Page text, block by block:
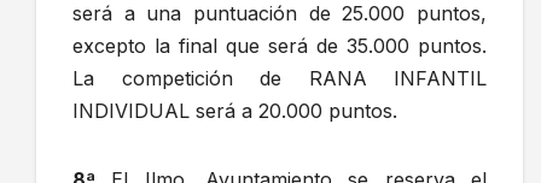
será a una puntuación de 25.000 puntos,
excepto la final que será de 35.000 puntos.
La competición de RANA INFANTIL
INDIVIDUAL será a 20.000 puntos.